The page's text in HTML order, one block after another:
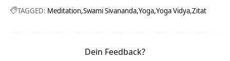
TAGGED: Meditation Swami Sivananda Yoga Yoga Vidya Zitat
Dein Feedback?